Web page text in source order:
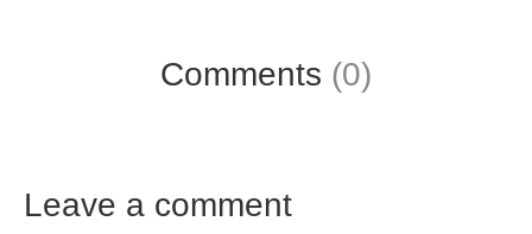
Comments (0)
Leave a comment